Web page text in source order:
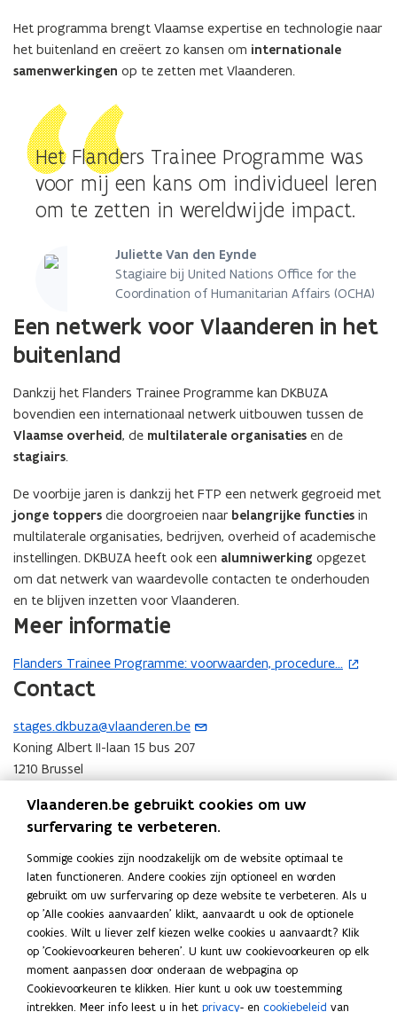
Het programma brengt Vlaamse expertise en technologie naar
het buitenland en creëert zo kansen om internationale
samenwerkingen op te zetten met Vlaanderen.
Het Flanders Trainee Programme was
voor mij een kans om individueel leren
om te zetten in wereldwijde impact.
Juliette Van den Eynde
Stagiaire bij United Nations Office for the
Coordination of Humanitarian Affairs (OCHA)
Een netwerk voor Vlaanderen in het
buitenland
Dankzij het Flanders Trainee Programme kan DKBUZA
bovendien een internationaal netwerk uitbouwen tussen de
Vlaamse overheid, de multilaterale organisaties en de
stagiairs.
De voorbije jaren is dankzij het FTP een netwerk gegroeid met
jonge toppers die doorgroeien naar belangrijke functies in
multilaterale organisaties, bedrijven, overheid of academische
instellingen. DKBUZA heeft ook een alumniwerking opgezet
om dat netwerk van waardevolle contacten te onderhouden
en te blijven inzetten voor Vlaanderen.
Meer informatie
Flanders Trainee Programme: voorwaarden, procedure...
(
o
e
n
t
Contact
stages.dkbuza@vlaanderen.be
(
o
p
Koning Albert II-laan 15 bus 207
1210 Brussel
Volg ons op
Facebook
opent in nieuw venster
Instagram
opent in nieuw venster
Linkedin
opent in nieuw venster
Deel deze pagina
L
i
n
K
o
p
Vlaanderen.be gebruikt cookies om uw
surfervaring te verbeteren.
Sommige cookies zijn noodzakelijk om de website optimaal te
laten functioneren. Andere cookies zijn optioneel en worden
gebruikt om uw surfervaring op deze website te verbeteren. Als u
op 'Alle cookies aanvaarden' klikt, aanvaardt u ook de optionele
cookies. Wilt u liever zelf kiezen welke cookies u aanvaardt? Klik
op 'Cookievoorkeuren beheren'. U kunt uw cookievoorkeuren op elk
moment aanpassen door onderaan de webpagina op
Cookievoorkeuren te klikken. Hier kunt u ook uw toestemming
intrekken. Meer info leest u in het privacy- en cookiebeleid van